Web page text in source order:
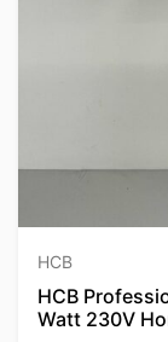
HCB
HCB
Watt 230V